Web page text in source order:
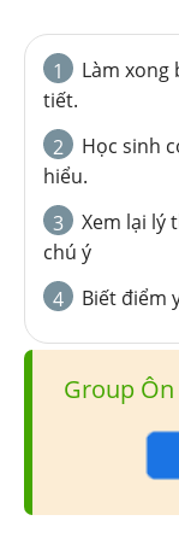
1
Làm xong
tiết.
2
Học sinh
hiểu.
3
Xem lại lý
chú ý
4
Biết điểm
Group